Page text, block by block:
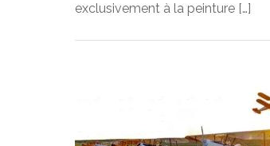
exclusivement à la peinture […]